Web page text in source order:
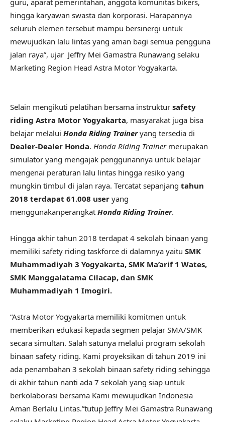
guru, aparat pemerintahan, anggota komunitas bikers,
hingga karyawan swasta dan korporasi. Harapannya
seluruh elemen tersebut mampu bersinergi untuk
mewujudkan lalu lintas yang aman bagi semua pengguna
jalan raya”, ujar Jeffry Mei Gamastra Runawang selaku
Marketing Region Head Astra Motor Yogyakarta.
Selain mengikuti pelatihan bersama instruktur safety
riding Astra Motor Yogyakarta, masyarakat juga bisa
belajar melalui Honda Riding Traineryang tersedia di
Dealer-Dealer Honda. Honda Riding Trainer merupakan
simulator yang mengajak penggunannya untuk belajar
mengenai peraturan lalu lintas hingga resiko yang
mungkin timbul di jalan raya. Tercatat sepanjang tahun
2018 terdapat 61.008 user yang
menggunakanperangkat Honda Riding Trainer.
Hingga akhir tahun 2018 terdapat 4 sekolah binaan yang
memiliki safety riding taskforce di dalamnya yaitu SMK
Muhammadiyah 3 Yogyakarta, SMK Ma’arif 1 Wates,
SMK Manggalatama Cilacap, dan SMK
Muhammadiyah 1 Imogiri.
“Astra Motor Yogyakarta memiliki komitmen untuk
memberikan edukasi kepada segmen pelajar SMA/SMK
secara simultan. Salah satunya melalui program sekolah
binaan safety riding. Kami proyeksikan di tahun 2019 ini
ada penambahan 3 sekolah binaan safety riding sehingga
di akhir tahun nanti ada 7 sekolah yang siap untuk
berkolaborasi bersama Kami mewujudkan Indonesia
Aman Berlalu Lintas.”tutup Jeffry Mei Gamastra Runawang